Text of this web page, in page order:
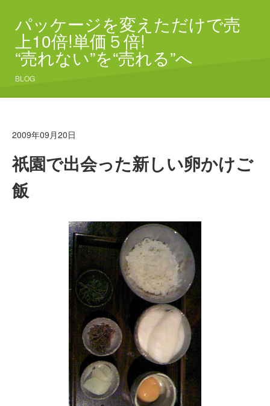
パッケージを変えただけで売
上10倍!単価５倍!
“売れない”を“売れる”へ
BLOG
2009年09月20日
祇園で出会った新しい卵かけご
飯